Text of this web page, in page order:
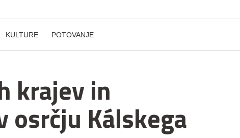
KULTURE POTOVANJE
krajev in
osrčju Kálskega